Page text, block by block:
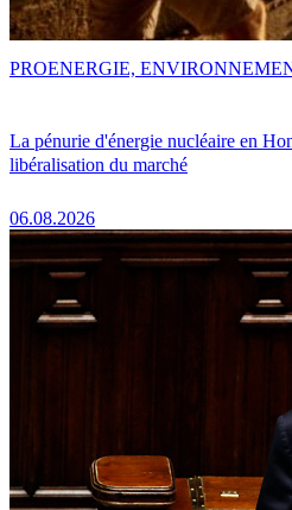
La pénurie d'énergie nucléaire en
libéralisation du marché
06.08.2026
PROENERGIE,